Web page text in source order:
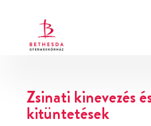
Zsinati kinevezés
kitüntetések